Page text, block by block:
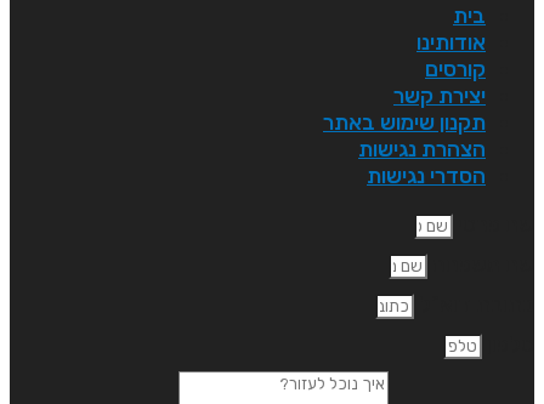
בית
אודותינו
קורסים
יצירת קשר
תקנון שימוש באתר
הצהרת נגישות
הסדרי נגישות